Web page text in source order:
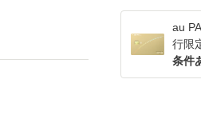
au
行限
条件